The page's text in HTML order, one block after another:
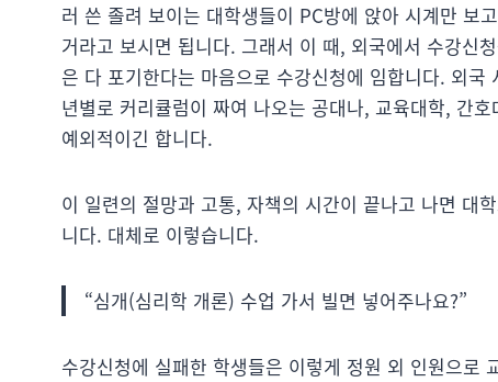
러 쓴 졸려 보이는 대학생들이 PC방에 앉아 시계만 보
거라고 보시면 됩니다. 그래서 이 때, 외국에서 수강신
은 다 포기한다는 마음으로 수강신청에 임합니다. 외
년별로 커리큘럼이 짜여 나오는 공대나, 교육대학, 간
예외적이긴 합니다.
이 일련의 절망과 고통, 자책의 시간이 끝나고 나면 대
니다. 대체로 이렇습니다.
“심개(심리학 개론) 수업 가서 빌면 넣어주나요?”
수강신청에 실패한 학생들은 이렇게 정원 외 인원으로